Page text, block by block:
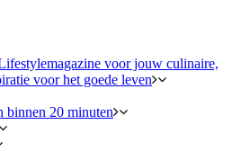
voor jouw culinaire,
voor het goede leven
binnen 20 minuten